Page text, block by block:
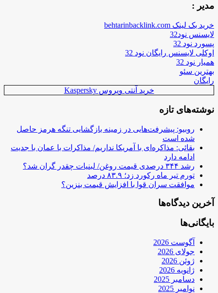
مدیر :
خرید بک لینک behtarinbacklink.com
لایسنس نود32
پسورد نود 32
اوکلی لایسنس رایگان نود 32
همیار نود 32
بهترین سئو
رایگان
خرید آنتی ویروس Kaspersky
نوشته‌های تازه
روبیو: پیشرفت‌هایی در زمینه بازگشایی تنگه هرمز حاصل
شده است
بقائی: مذاکره‌ای با آمریکا نداریم/ مذاکرات با عمان با جدیت
ادامه دارد
رشد ۳۴۴ درصدی قیمت روغن/ لبنیات چقدر گران شد؟
تورم تیر ماه رکورد زد؛ ۸۳.۹ درصد
موافقت سران قوا با افزایش قیمت بنزین؟
آخرین دیدگاه‌ها
بایگانی‌ها
آگوست 2026
جولای 2026
ژوئن 2026
ژانویه 2026
دسامبر 2025
نوامبر 2025